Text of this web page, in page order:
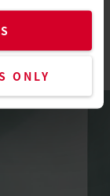
ONLY